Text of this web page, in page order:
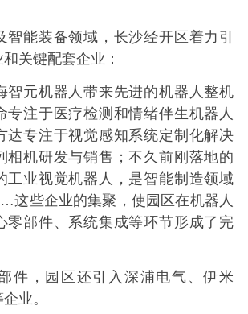
能装备领域，长沙经开区着力引
关键配套企业：
元机器人带来先进的机器人整机
专注于医疗检测和情绪伴生机器人
达专注于视觉感知系统定制化解决
相机研发与销售；不久前刚落地的
工业视觉机器人，是智能制造领域
这些企业的集聚，使园区在机器人
零部件、系统集成等环节形成了完
，园区还引入深浦电气、伊米
业。